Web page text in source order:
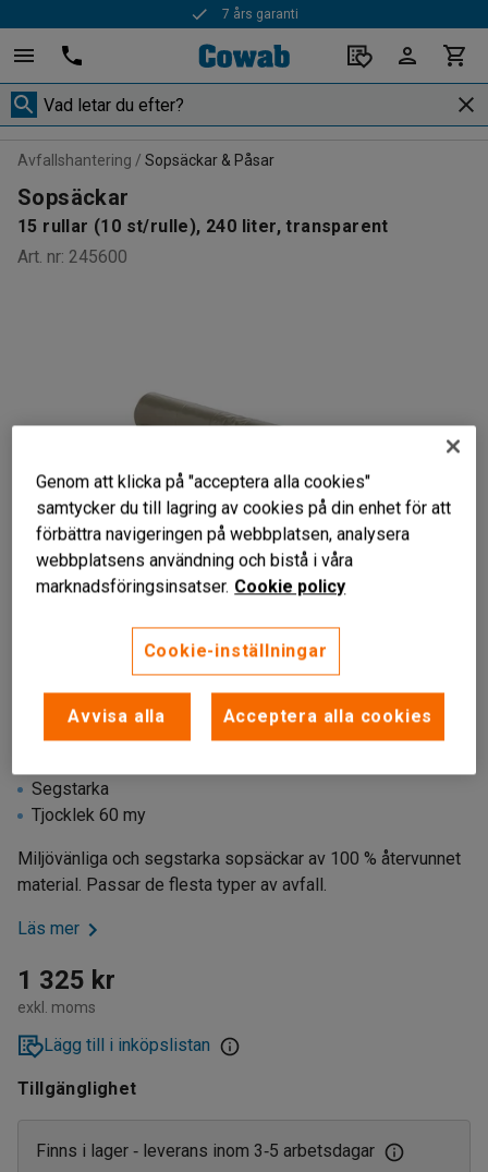
7 års garanti
Avfallshantering Sopsäckar & Påsar
Sopsäckar
15 rullar (10 st/rulle), 240 liter, transparent
Art. nr: 245600
Liknande produkter
Segstarka
Tjocklek 60 my
Miljövänliga och segstarka sopsäckar av 100 % återvunnet
material. Passar de flesta typer av avfall.
Läs mer
1 325 kr
exkl. moms
Lägg till i inköpslistan
Tillgänglighet
Finns i lager ‑ leverans inom 3‑5 arbetsdagar
Genom att klicka på "acceptera alla cookies"
samtycker du till lagring av cookies på din enhet för att
förbättra navigeringen på webbplatsen, analysera
webbplatsens användning och bistå i våra
marknadsföringsinsatser. Cookie policy
Cookie-inställningar
Avvisa alla Acceptera alla cookies